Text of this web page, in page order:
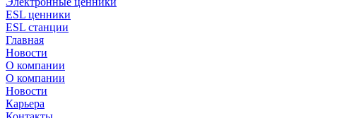
ESL ценники
ESL станции
Главная
Новости
О компании
О компании
Новости
Карьера